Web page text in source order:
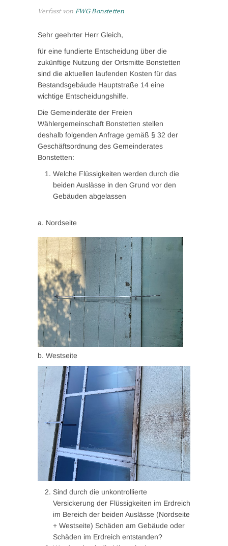
Verfasst von FWG Bonstetten
Sehr geehrter Herr Gleich,
für eine fundierte Entscheidung über die
zukünftige Nutzung der Ortsmitte Bonstetten
sind die aktuellen laufenden Kosten für das
Bestandsgebäude Hauptstraße 14 eine
wichtige Entscheidungshilfe.
Die Gemeinderäte der Freien
Wählergemeinschaft Bonstetten stellen
deshalb folgenden Anfrage gemäß § 32 der
Geschäftsordnung des Gemeinderates
Bonstetten:
Welche Flüssigkeiten werden durch die
beiden Auslässe in den Grund vor den
Gebäuden abgelassen
a. Nordseite
b. Westseite
Sind durch die unkontrollierte
Versickerung der Flüssigkeiten im Erdreich
im Bereich der beiden Auslässe (Nordseite
+ Westseite) Schäden am Gebäude oder
Schäden im Erdreich entstanden?